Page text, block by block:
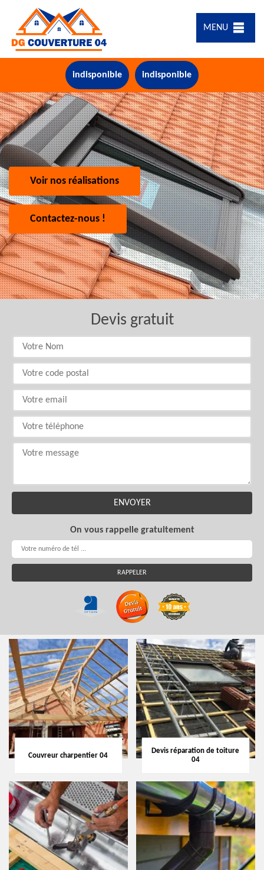
MENU
indisponible indisponible
Voir nos réalisations
Contactez-nous !
Devis gratuit
On vous rappelle gratuitement
Couvreur charpentier 04
Devis réparation de toiture
04